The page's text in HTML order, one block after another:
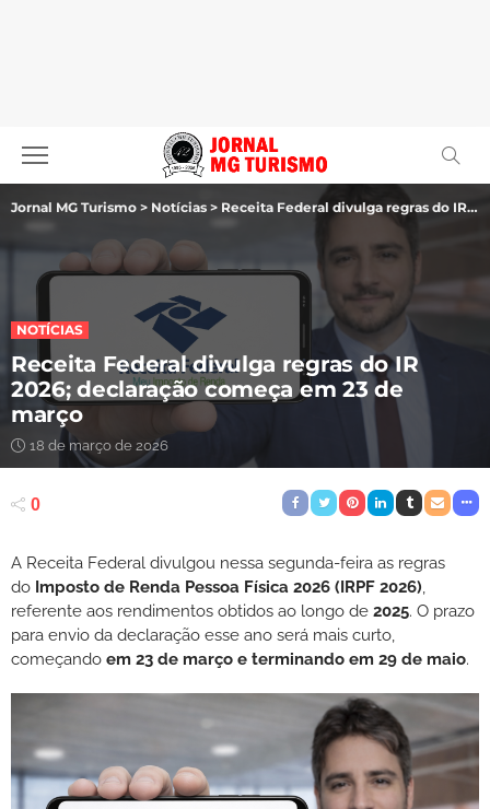
Jornal MG Turismo > Notícias > Receita Federal divulga regras do IR 2026; declaração começa em 23 de março
NOTÍCIAS
Receita Federal divulga regras do IR
2026; declaração começa em 23 de
março
18 de março de 2026
0
A Receita Federal divulgou nessa segunda-feira as regras
do Imposto de Renda Pessoa Física 2026 (IRPF 2026),
referente aos rendimentos obtidos ao longo de 2025. O prazo
para envio da declaração esse ano será mais curto,
começando em 23 de março e terminando em 29 de maio.